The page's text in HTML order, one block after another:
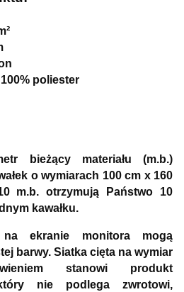
100% poliester
bieżący materiału (m.b.)
o wymiarach 100 cm x 160
m.b. otrzymują Państwo 10
kawałku.
na ekranie monitora mogą
barwy. Siatka cięta na wymiar
stanowi produkt
nie podlega zwrotowi,